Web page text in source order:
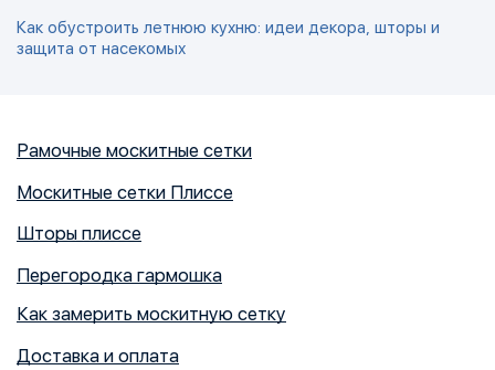
Как обустроить летнюю кухню: идеи декора, шторы и
защита от насекомых
Рамочные москитные сетки
Москитные сетки Плиссе
Шторы плиссе
Перегородка гармошка
Как замерить москитную сетку
Доставка и оплата